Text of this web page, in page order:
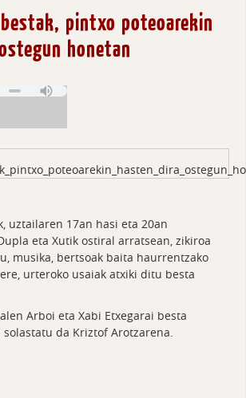
pintxo poteoarekin
honetan
uztailaren 17an hasi eta 20an
eta Xutik ostiral arratsean, zikiroa
musika, bertsoak baita haurrentzako
urteroko usaiak atxiki ditu besta
Arboi eta Xabi Etxegarai besta
da Kriztof Arotzarena.